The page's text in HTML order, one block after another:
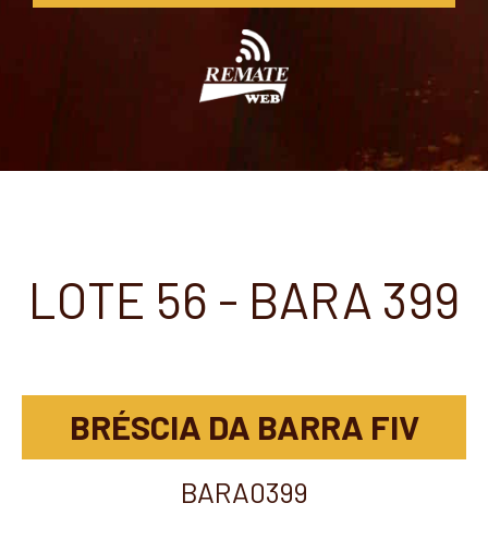
LOTE 56 - BARA 399
BRÉSCIA DA BARRA FIV
BARA0399